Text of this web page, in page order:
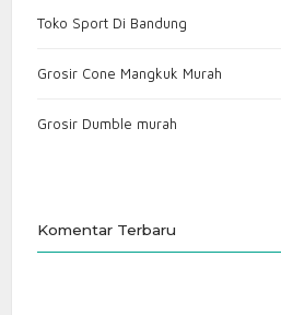
Toko Sport Di Bandung
Grosir Cone Mangkuk Murah
Grosir Dumble murah
Komentar Terbaru